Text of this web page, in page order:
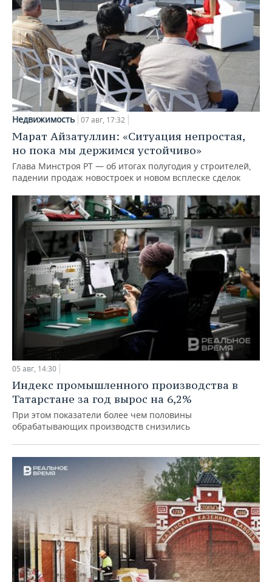
Недвижимость 07 авг, 17:32
Марат Айзатуллин: «Ситуация непростая,
но пока мы держимся устойчиво»
Глава Минстроя РТ — об итогах полугодия у строителей,
падении продаж новостроек и новом всплеске сделок
05 авг, 14:30
Индекс промышленного производства в
Татарстане за год вырос на 6,2%
При этом показатели более чем половины
обрабатывающих производств снизились